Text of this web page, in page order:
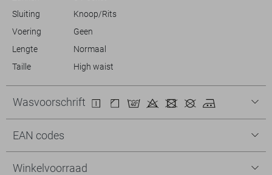
Sluiting
Knoop/Rits
Voering
Geen
Lengte
Normaal
Taille
High waist
Wasvoorschrift
EAN codes
Winkelvoorraad